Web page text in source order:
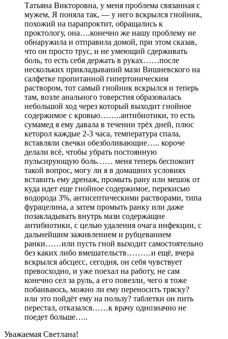
Татьяна Викторовна, у меня проблема связанная с
мужем, Я поняла так, — у него вскрылся гнойник,
похожий на парапроктит, обращались к
проктологу, она….конечно же нашу проблему не
обнаружила и отправила домой, при этом сказав,
что он просто трус, и не умеющий сдерживать
боль, то есть себя держать в руках……после
нескольких прикладываний мази Вишневского на
салфетке пропитанной гипертоническим
раствором, тот самый гнойник вскрылся и теперь
там, возле анального товерстия образовалась
небольшой ход через который выходит гнойное
содержимое с кровью……..антибиотики, то есть
сумамед я ему давала в течении трёх дней, плюс
кеторол каждые 2-3 часа, температура спала,
вставляли свечки обезболивающие….. короче
делали всё, чтобы убрать постоянную
пульсирующую боль…… меня теперь беспокоит
такой вопрос, могу ли я в домашних условиях
вставить ему дренаж, промыть рану или мешок от
куда идет еще гнойное содержимое, перекисью
водорода 3%, антисептическими растворами, типа
фурацелина, а затем промыть ранку или даже
позакладывать внутрь мази содержащие
антибиотики, с целью удаления очага инфекции, с
дальнейшим заживлением и рубцеванием
ранки……или пусть гной выходит самостоятельно
без каких либо вмешательств………и ещё, вчера
вскрылся абсцесс, сегодня, он себя чувствует
превосходно, и уже поехал на работу, не сам
конечно сел за руль, а его повезли, чего я тоже
побаиваюсь, можно ли ему переносить тряску?
или это пойдёт ему на пользу? таблетки он пить
перестал, отказался……к врачу однозначно не
поедет больше…..
Уважаемая Светлана!